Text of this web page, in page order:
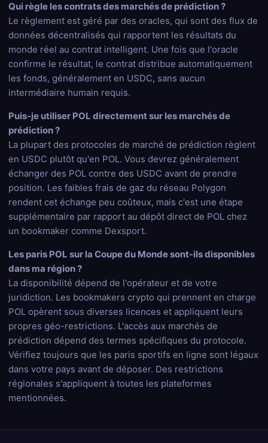
Qui règle les contrats des marchés de prédiction ?
Le règlement est géré par des oracles, qui sont des flux de
données décentralisés qui rapportent les résultats du
monde réel au contrat intelligent. Une fois que l'oracle
confirme le résultat, le contrat distribue automatiquement
les fonds, généralement en USDC, sans aucun
intermédiaire humain requis.
Puis-je utiliser POL directement sur les marchés de
prédiction ?
La plupart des protocoles de marché de prédiction règlent
en USDC plutôt qu'en POL. Vous devrez généralement
échanger des POL contre des USDC avant de prendre
position. Les faibles frais de gaz du réseau Polygon
rendent cet échange peu coûteux, mais c'est une étape
supplémentaire par rapport au dépôt direct de POL chez
un bookmaker comme Dexsport.
Les paris POL sur la Coupe du Monde sont-ils disponibles
dans ma région ?
La disponibilité dépend de l'opérateur et de votre
juridiction. Les bookmakers crypto qui prennent en charge
POL opèrent sous diverses licences et appliquent leurs
propres géo-restrictions. L'accès aux marchés de
prédiction dépend des termes spécifiques du protocole.
Vérifiez toujours que les paris sportifs en ligne sont légaux
dans votre pays avant de déposer. Des restrictions
régionales s'appliquent à toutes les plateformes
mentionnées.